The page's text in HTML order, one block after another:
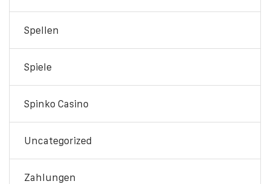
Spellen
Spiele
Spinko Casino
Uncategorized
Zahlungen